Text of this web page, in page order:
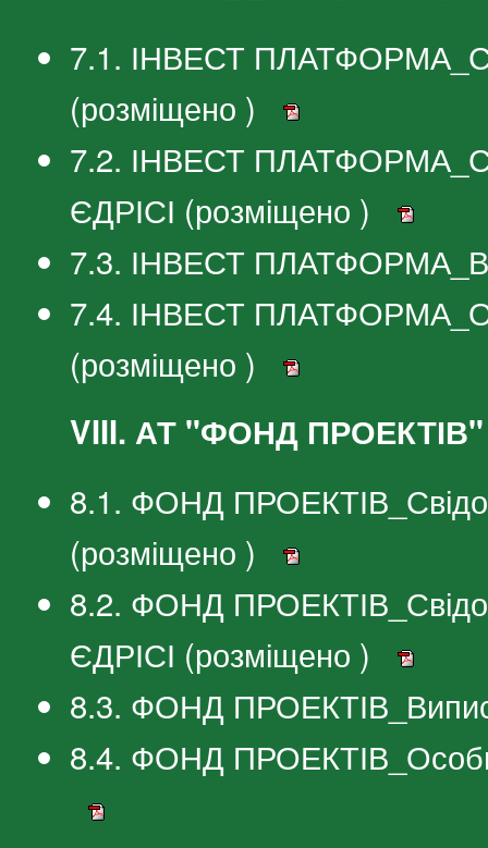
7.1. ІНВЕСТ
(розміщено )
7.2. ІНВЕСТ
ЄДРІСІ (розміщено )
7.3. ІНВЕСТ
7.4. ІНВЕСТ
(розміщено )
VIII. АТ "ФОНД ПРОЕКТІВ"
8.1. ФОНД
(розміщено )
8.2. ФОНД
ЄДРІСІ (розміщено )
8.3. ФОНД
8.4. ФОНД